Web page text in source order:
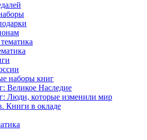
наборы книг
Великое Наследие
Люди, которые изменили мир
Книги в окладе